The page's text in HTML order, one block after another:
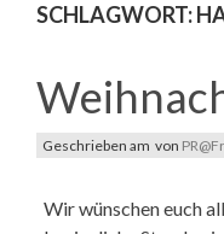
SCHLAGWORT:
Geschrieben am von
Wir wünschen euch